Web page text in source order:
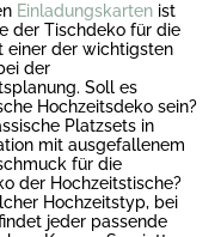
Einladungskarten ist
der Tischdeko für die
einer der wichtigsten
der
Soll es
Hochzeitsdeko sein?
Platzsets in
mit ausgefallenem
für die
der Hochzeitstische?
Hochzeitstyp, bei
jeder passende